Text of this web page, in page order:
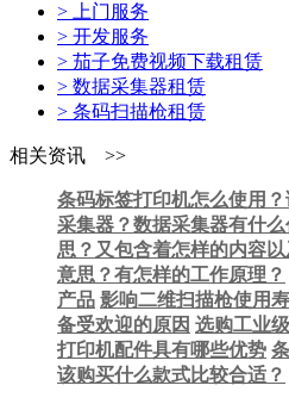
> 上门服务
> 开发服务
> 茄子免费视频下载租赁
> 数据采集器租赁
> 条码扫描枪租赁
相关资讯 >>
条码标签打印机怎么使用？
采集器？数据采集器有什么作
思？又包含着怎样的内容
意思？有怎样的工作原理？
产品 影响二维扫描枪使用
备受欢迎的原因 选购工业
打印机配件具有哪些优势
该购买什么款式比较合适？